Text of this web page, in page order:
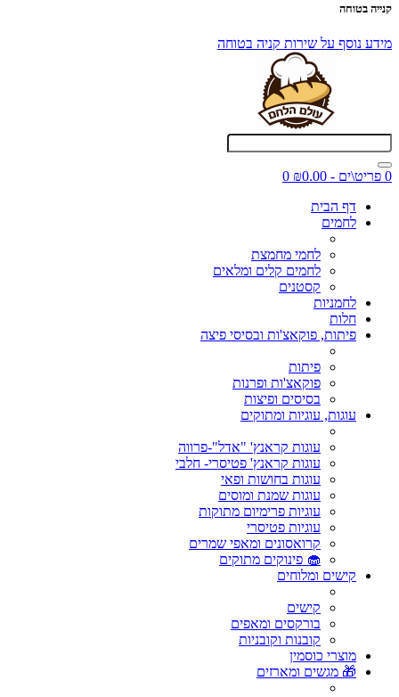
קנייה בטוחה
מידע נוסף על שירות קניה בטוחה
0 פריט\ים - ₪0.00
0
דף הבית
לחמים
לחמי מחמצת
לחמים קלים ומלאים
קסטנים
לחמניות
חלות
פיתות, פוקאצ'ות ובסיסי פיצה
פיתות
פוקאצ'ות ופרנות
בסיסים ופיצות
עוגות, עוגיות ומתוקים
עוגות קראנץ' "אדל"-פרווה
עוגות קראנץ' פטיסרי- חלבי
עוגות בחושות ופאי
עוגות שמנת ומוסים
עוגיות פרימיום מתוקות
עוגיות פטיסרי
קרואסונים ומאפי שמרים
🧁 פינוקים מתוקים
קישים ומלוחים
קישים
בורקסים ומאפים
קובנות וקובניות
מוצרי כוסמין
🎁 מגשים ומארזים